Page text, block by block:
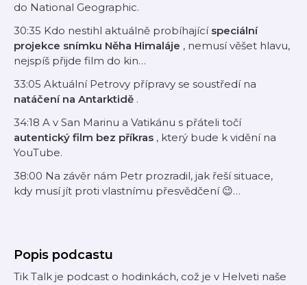
do National Geographic.
30:35 Kdo nestihl aktuálně probíhající speciální
projekce snímku Něha Himaláje , nemusí věšet hlavu,
nejspíš přijde film do kin…
33:05 Aktuální Petrovy přípravy se soustředí na
natáčení na Antarktidě .
34:18 A v San Marinu a Vatikánu s přáteli točí
autentický film bez příkras , který bude k vidění na
YouTube.
38:00 Na závěr nám Petr prozradil, jak řeší situace,
kdy musí jít proti vlastnímu přesvědčení 😉…
Popis podcastu
Tik Talk je podcast o hodinkách, což je v Helveti naše